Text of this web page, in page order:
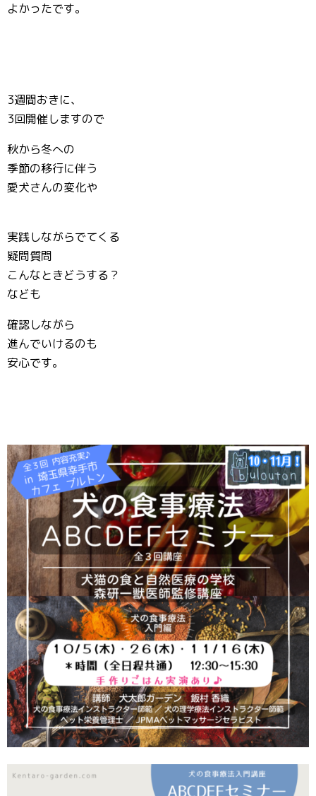
よかったです。
3週間おきに、
3回開催しますので
秋から冬への
季節の移行に伴う
愛犬さんの変化や
実践しながらでてくる
疑問質問
こんなときどうする？
なども
確認しながら
進んでいけるのも
安心です。